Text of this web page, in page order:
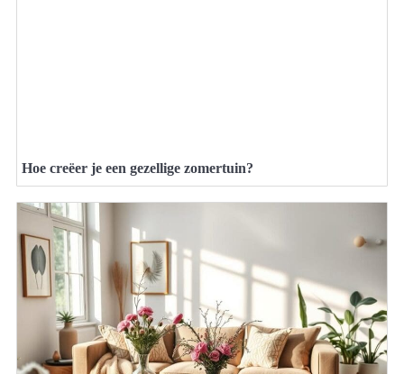
Hoe creëer je een gezellige zomertuin?